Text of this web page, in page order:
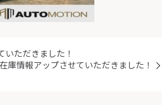
いただきました！
庫情報アップさせていただきました！